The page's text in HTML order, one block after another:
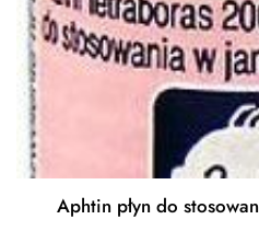
Aphtin płyn do